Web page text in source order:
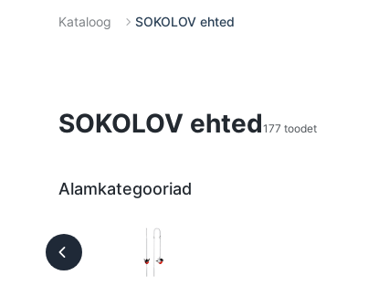
Kataloog SOKOLOV ehted
SOKOLOV ehted177 toodet
Alamkategooriad